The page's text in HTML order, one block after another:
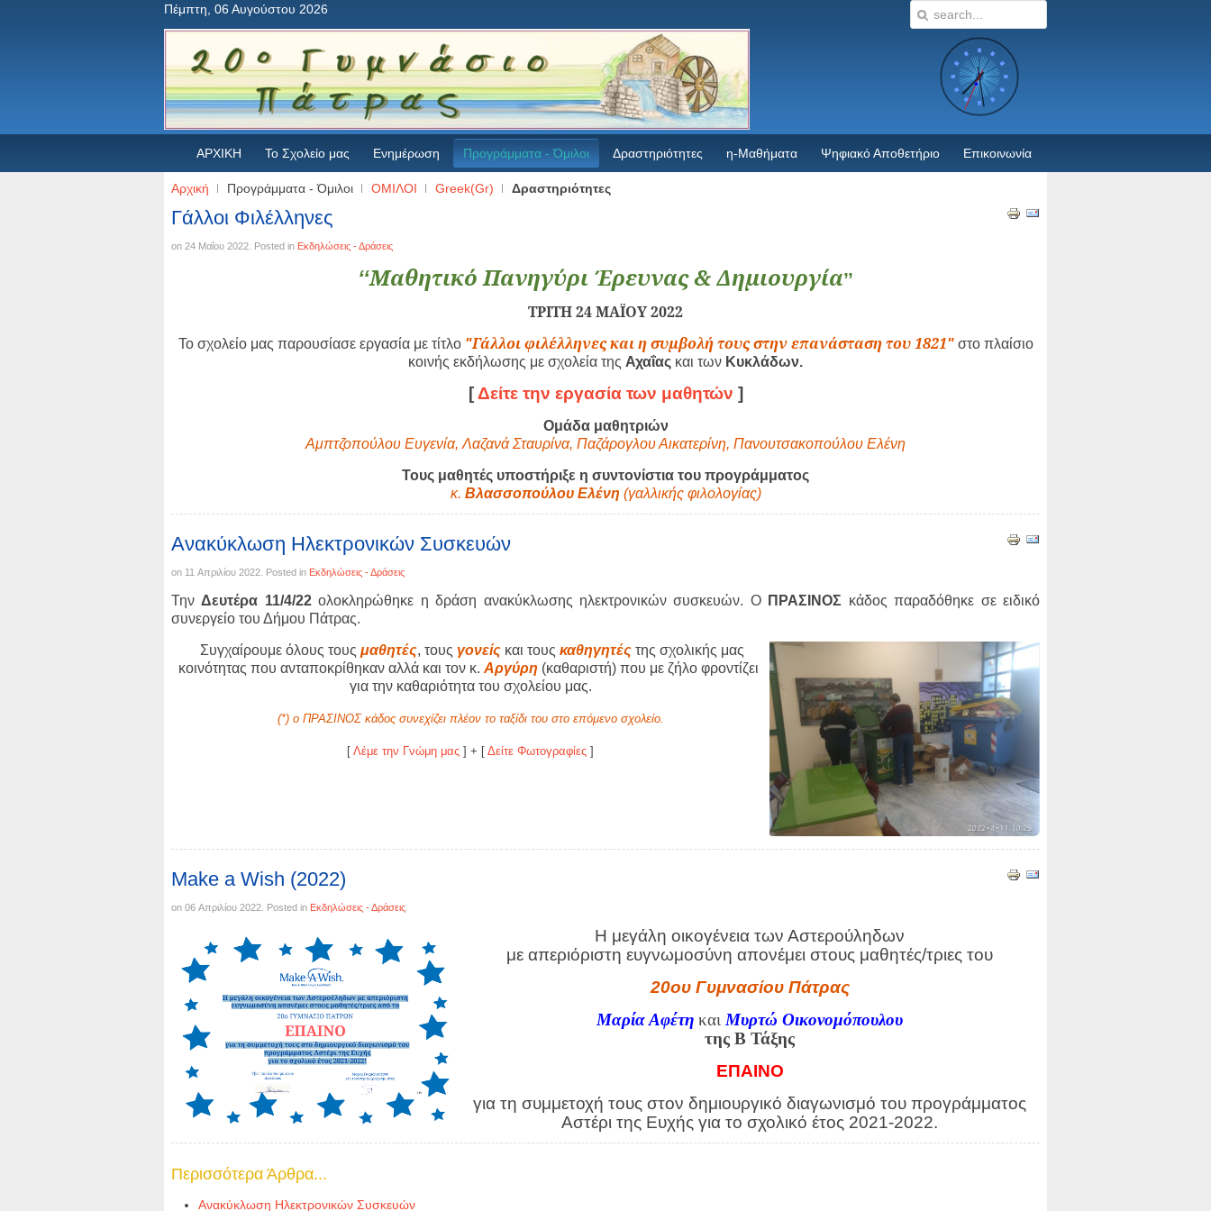
Πέμπτη, 06 Αυγούστου 2026
ΑΡΧΙΚΗ Το Σχολείο μας Ενημέρωση Προγράμματα - Όμιλοι Δραστηριότητες η-Μαθήματα Ψηφιακό Αποθετήριο Επικοινωνία
Αρχική Προγράμματα - Όμιλοι ΟΜΙΛΟΙ Greek(Gr) Δραστηριότητες
Γάλλοι Φιλέλληνες
on 24 Μαΐου 2022 . Posted in Εκδηλώσεις - Δράσεις
‘‘Μαθητικό Πανηγύρι Έρευνας & Δημιουργία’’
ΤΡΙΤΗ 24 ΜΑΪΟΥ 2022
Το σχολείο μας παρουσίασε εργασία με τίτλο "Γάλλοι φιλέλληνες και η συμβολή τους στην επανάσταση του 1821"στο πλαίσιο
κοινής εκδήλωσης με σχολεία της Αχαΐας και των Κυκλάδων.
[Δείτε την εργασία των μαθητών ]
Ομάδα μαθητριών
Αμπτζοπούλου Ευγενία, Λαζανά Σταυρίνα, Παζάρογλου Αικατερίνη, Πανουτσακοπούλου Ελένη
Τους μαθητές υποστήριξε η συντονίστια του προγράμματος
κ. Βλασσοπούλου Ελένη (γαλλικής φιλολογίας)
Ανακύκλωση Ηλεκτρονικών Συσκευών
on 11 Απριλίου 2022 . Posted in Εκδηλώσεις - Δράσεις
ΤηνΔευτέρα 11/4/22ολοκληρώθηκε η δράση ανακύκλωσης ηλεκτρονικών συσκευών. Ο ΠΡΑΣΙΝΟΣ κάδος παραδόθηκε σε ειδικό
συνεργείο του Δήμου Πάτρας.
Συγχαίρουμε όλους τους μαθητές, τους γονείς και τους καθηγητές της σχολικής μας
κοινότητας που ανταποκρίθηκαν αλλά και τον κ. Αργύρη (καθαριστή) που με ζήλο φροντίζει
για την καθαριότητα του σχολείου μας.
(*) ο ΠΡΑΣΙΝΟΣ κάδος συνεχίζει πλέον το ταξίδι του στο επόμενο σχολείο.
[ Λέμε την Γνώμη μας ] + [ Δείτε Φωτογραφίες ]
Make a Wish (2022)
on 06 Απριλίου 2022 . Posted in Εκδηλώσεις - Δράσεις
Η μεγάλη οικογένεια των Αστερούληδων
με απεριόριστη ευγνωμοσύνη απονέμει στους μαθητές/τριες του
20ου Γυμνασίου Πάτρας
Μαρία Αφέτη και Μυρτώ Οικονομόπουλου
της Β Τάξης
ΕΠΑΙΝΟ
για τη συμμετοχή τους στον δημιουργικό διαγωνισμό του προγράμματος
Αστέρι της Ευχής για το σχολικό έτος 2021-2022.
Περισσότερα Άρθρα...
Ανακύκλωση Ηλεκτρονικών Συσκευών